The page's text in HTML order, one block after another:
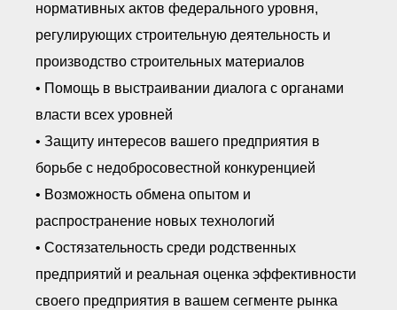
нормативных актов федерального уровня,
регулирующих строительную деятельность и
производство строительных материалов
• Помощь в выстраивании диалога с органами
власти всех уровней
• Защиту интересов вашего предприятия в
борьбе с недобросовестной конкуренцией
• Возможность обмена опытом и
распространение новых технологий
• Состязательность среди родственных
предприятий и реальная оценка эффективности
своего предприятия в вашем сегменте рынка